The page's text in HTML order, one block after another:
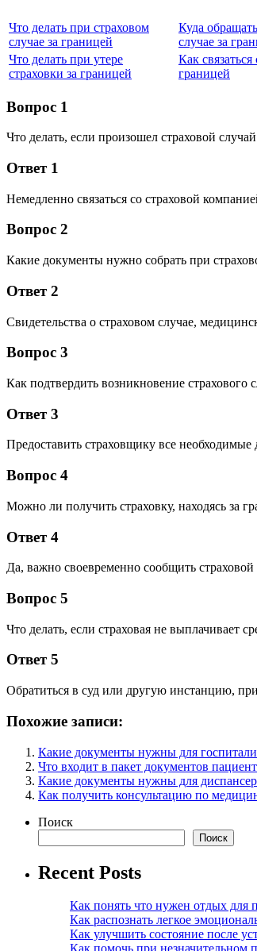
Что делать при страховом
случае за границей
Куда
случае за
Что делать при утере
страховки за границей
Как
границей
Вопрос 1
Что делать, если произошел страховой
Ответ 1
Немедленно связаться со страховой
Вопрос 2
Какие документы нужно собрать при
Ответ 2
Свидетельства о страховом случае,
Вопрос 3
Как подтвердить возникновение страхового
Ответ 3
Предоставить страховщику все
Вопрос 4
Можно ли получить страховку, находясь за
Ответ 4
Да, важно своевременно сообщить
Вопрос 5
Что делать, если страховая не выплачивает
Ответ 5
Обратиться в суд или другую инстанцию,
Похожие записи:
Какие документы нужны для
Что входит в пакет документов
Какие документы нужны для
Как получить консультацию по
Поиск
Поиск
Recent Posts
Как понять что нужен отдых для
Как распознать легкое
Как улучшить состояние после